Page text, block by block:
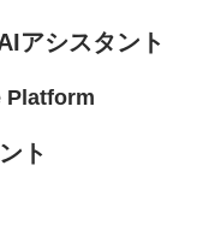
アシスタント
Platform
ト